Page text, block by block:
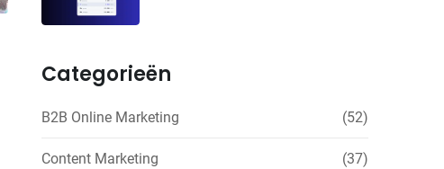
Categorieën
B2B Online Marketing (52)
Content Marketing (37)